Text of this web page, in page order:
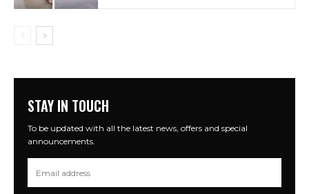
STAY IN TOUCH
To be updated with all the latest news, offers and special
announcements.